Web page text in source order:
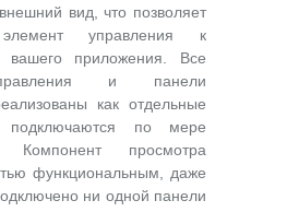
вид, что позволяет
элемент управления к
вашего приложения. Все
и панели
как отдельные
подключаются по мере
Компонент просмотра
функциональным, даже
ни одной панели